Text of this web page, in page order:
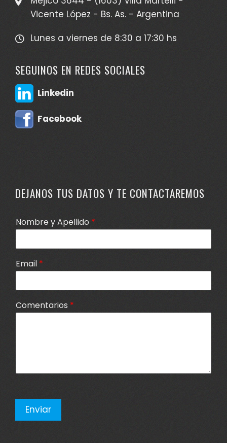
Vicente López - Bs. As. - Argentina
Lunes a viernes de 8:30 a 17:30 hs
SEGUINOS EN REDES SOCIALES
Linkedin
Facebook
DEJANOS TUS DATOS Y TE CONTACTAREMOS
Nombre y Apellido *
Email *
Comentarios *
Enviar